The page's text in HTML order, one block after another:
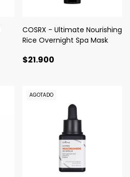
COSRX - Ultimate Nourishing
Rice Overnight Spa Mask
$21.900
AGOTADO